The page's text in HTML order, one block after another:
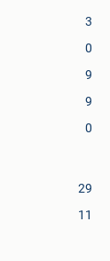
3
0
9
9
0
29
11